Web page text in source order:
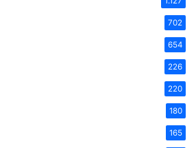
702
654
226
220
180
165